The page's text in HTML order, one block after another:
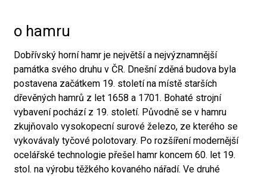
o hamru
Dobřívský horní hamr je největší a nejvýznamnější
památka svého druhu v ČR. Dnešní zděná budova byla
postavena začátkem 19. století na místě starších
dřevěných hamrů z let 1658 a 1701. Bohaté strojní
vybavení pochází z 19. století. Původně se v hamru
zkujňovalo vysokopecní surové železo, ze kterého se
vykovávaly tyčové polotovary. Po rozšíření modernější
ocelářské technologie přešel hamr koncem 60. let 19.
stol. na výrobu těžkého kovaného nářadí. Ve druhé